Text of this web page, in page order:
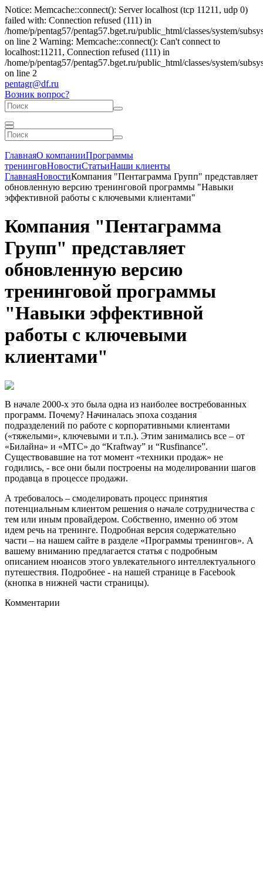
Notice: Memcache::connect(): Server localhost (tcp 11211, udp 0)
failed with: Connection refused (111) in
/home/p/pentag57/pentag57.bget.ru/public_html/classes/system/
on line 2 Warning: Memcache::connect(): Can't connect to
localhost:11211, Connection refused (111) in
/home/p/pentag57/pentag57.bget.ru/public_html/classes/system/
on line 2
pentagr@df.ru
Возник вопрос?
ГлавнаяО компанииПрограммы
тренинговНовостиСтатьиНаши клиенты
ГлавнаяНовостиКомпания "Пентаграмма Групп" представляет
обновленную версию тренинговой программы "Навыки
эффективной работы с ключевыми клиентами"
Компания "Пентаграмма
Групп" представляет
обновленную версию
тренинговой программы
"Навыки эффективной
работы с ключевыми
клиентами"
В начале 2000-х это была одна из наиболее востребованных
программ. Почему? Начиналась эпоха создания
подразделений по работе с корпоративными клиентами
(«тяжелыми», ключевыми и т.п.). Этим занимались все – от
«Билайна» и «МТС» до “Kraftway” и “Rusfinance”.
Существовавшие на тот момент «техники продаж» не
годились, - все они были построены на моделировании шагов
продавца в процессе продажи.
А требовалось – смоделировать процесс принятия
потенциальным клиентом решения о начале сотрудничества с
тем или иным провайдером. Собственно, именно об этом
идем речь на тренинге. Подробная версия содержательно
части – на нашем сайте в разделе «Программы тренингов». А
вашему вниманию предлагается статья с подробным
описанием нюансов этого увлекательного интеллектуального
путешествия. Подробнее - на нашей странице в Facebook
(кнопка в нижней части страницы).
Комментарии